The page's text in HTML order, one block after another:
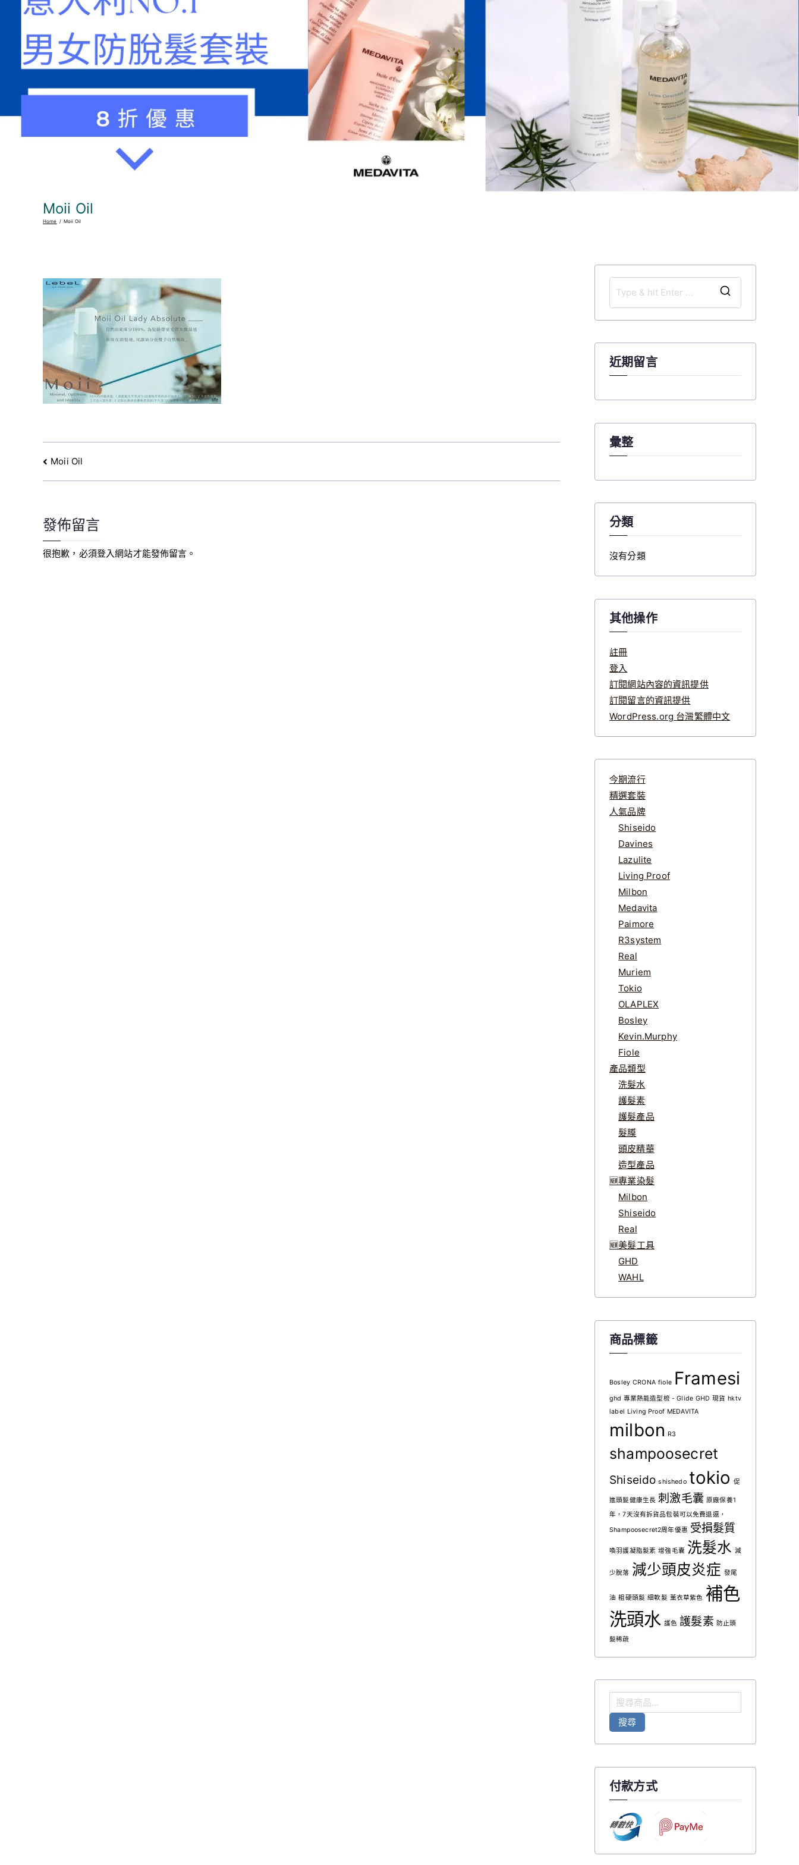
Moii Oil
Home Moii Oil
文
章
覽
Moii Oil
發佈留言
很抱歉，必須登入網站才能發佈留言。
e
a
f
r
近期留言
彙整
分類
沒有分類
其他操作
註冊
登入
訂閱網站內容的資訊提供
訂閱留言的資訊提供
WordPress.org 台灣繁體中文
今期流行
精選套裝
人氣品牌
Shiseido
Davines
Lazulite
Living Proof
Milbon
Medavita
Paimore
R3system
Real
Muriem
Tokio
OLAPLEX
Bosley
Kevin.Murphy
Fiole
產品類型
洗髮水
護髮素
護髮產品
髮膜
頭皮精華
造型產品
🆕專業染髮
Milbon
Shiseido
Real
🆕美髮工具
GHD
WAHL
商品標籤
Bosley CRONA fiole Framesi
ghd 專業熱能造型梳 - Glide GHD 現貨 hktv
label Living Proof MEDAVITA
milbon R3
shampoosecret
Shiseido shishedo tokio 促
進頭髮健康生長 刺激毛囊 原廠保養1
年，7天沒有拆貨品包裝可以免費退還，
Shampoosecret2周年優惠 受損髮質
喚羽護凝脂髮素 增強毛囊 洗髮水 減
少脫落 減少頭皮炎症 發尾
油 粗硬頭髮 細軟髮 薰衣草紫色 補色
洗頭水 護色 護髮素 防止頭
髮稀疏
搜
尋
搜尋
付款方式